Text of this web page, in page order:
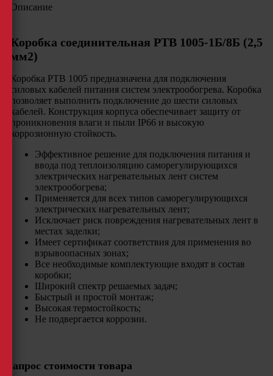
Описание
Коробка соединительная РТВ 1005-1Б/8Б (2,5
мм2)
Коробка РТВ 1005 предназначена для подключения
силовых кабелей питания систем электрообогрева. Коробка
позволяет выполнить подключение до шести силовых
кабелей. Конструкция корпуса обеспечивает защиту от
проникновения влаги и пыли IP66 и высокую
коррозионную стойкость.
Эффективное решение для подключения питания и
ввода под теплоизоляцию саморегулирующихся
электрических нагревательных лент систем
электрообогрева;
Применяется для всех типов саморегулирующихся
электрических нагревательных лент;
Исключает риск повреждения нагревательных лент в
местах заделки;
Имеет сертификат соответствия для применения во
взрывоопасных зонах;
Все необходимые комплектующие входят в состав
коробки;
Широкий спектр решаемых задач;
Быстрый и простой монтаж;
Высокая термостойкость;​
Не подвергается коррозии.
Запрос стоимости товара